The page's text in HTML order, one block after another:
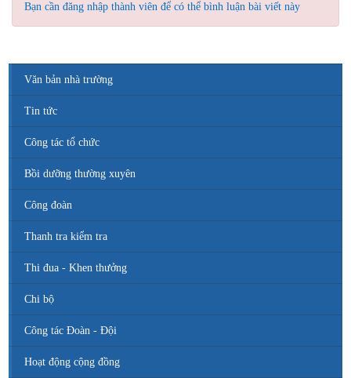
Bạn cần đăng nhập thành viên để có thể bình luận bài viết này
Văn bản nhà trường
Tin tức
Công tác tổ chức
Bồi dưỡng thường xuyên
Công đoàn
Thanh tra kiểm tra
Thi đua - Khen thưởng
Chi bộ
Công tác Đoàn - Đội
Hoạt động cộng đồng